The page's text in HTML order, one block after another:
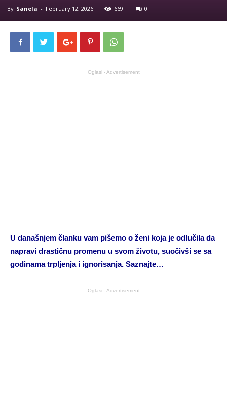
By Sanela - February 12, 2026 669 0
Oglasi - Advertisement
U današnjem članku vam pišemo o ženi koja je odlučila da
napravi drastičnu promenu u svom životu, suočivši se sa
godinama trpljenja i ignorisanja. Saznajte…
Oglasi - Advertisement